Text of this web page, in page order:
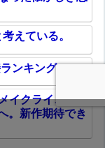
えている。
ンキング。
イクライ、逆転
。新作期待でき